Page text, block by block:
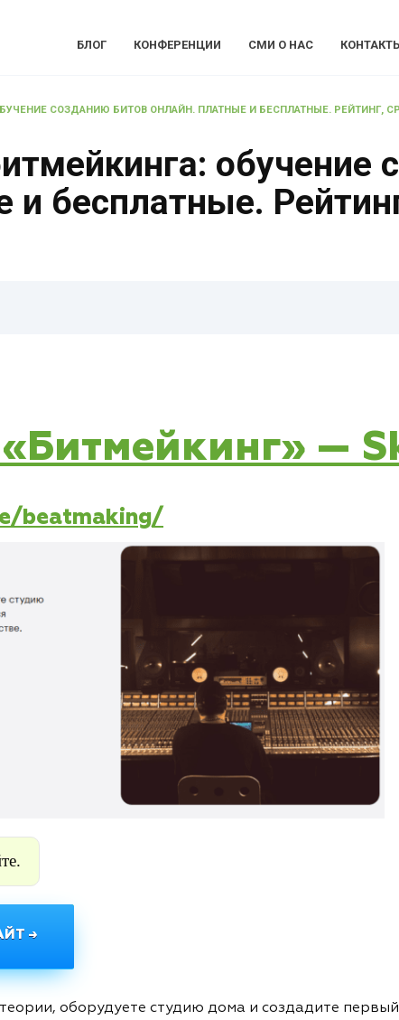
БЛОГ КОНФЕРЕНЦИИ СМИ О НАС
СОЗДАНИЮ БИТОВ ОНЛАЙН. ПЛАТНЫЕ И БЕСПЛАТНЫЕ. РЕЙТИНГ,
обучение
бесплатные.
«Битмейкинг» —
beatmaking/
→
оборудуете студию дома и создадите